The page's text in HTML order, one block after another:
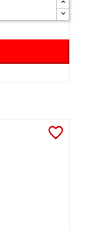
favorite_border